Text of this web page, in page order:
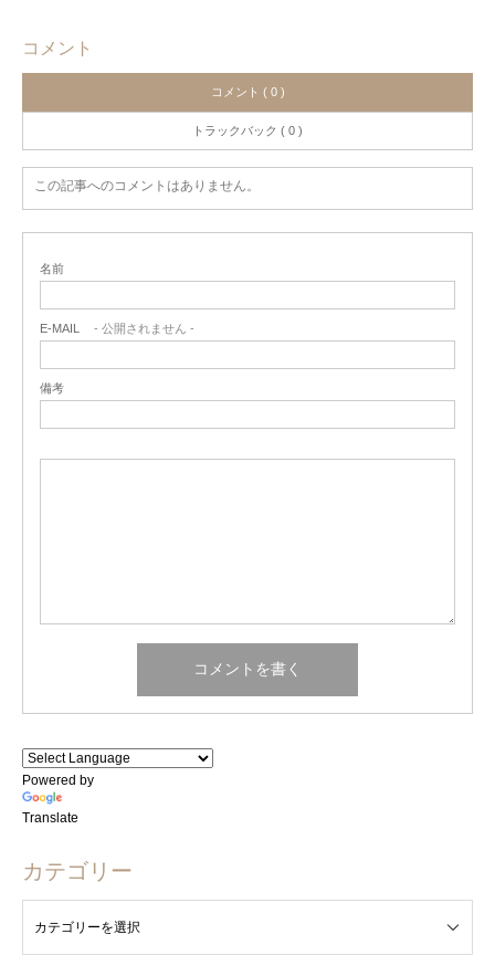
コメント
コメント ( 0 )
トラックバック ( 0 )
この記事へのコメントはありません。
名前
E-MAIL - 公開されません -
備考
Powered by
Translate
カテゴリー